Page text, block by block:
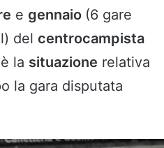
e gennaio (6 gare
del centrocampista
la situazione relativa
la gara disputata